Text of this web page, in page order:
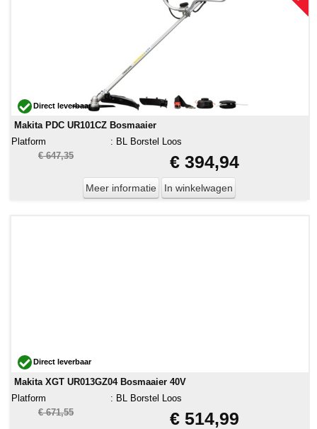
Direct leverbaar
Makita PDC UR101CZ Bosmaaier
Platform
: BL Borstel Loos
€ 647,35
€ 394,94
Meer informatie In winkelwagen
Direct leverbaar
Makita XGT UR013GZ04 Bosmaaier 40V
Platform
: BL Borstel Loos
€ 671,55
€ 514,99